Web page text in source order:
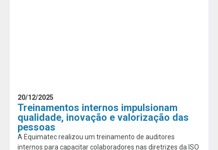
20/12/2025
Treinamentos internos impulsionam
qualidade, inovação e valorização das
pessoas
A Equimatec realizou um treinamento de auditores
internos para capacitar colaboradores nas diretrizes da ISO